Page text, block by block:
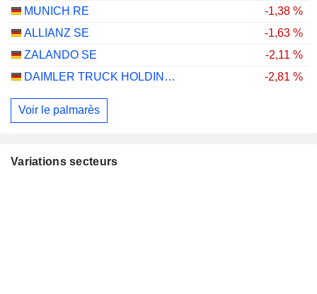
MUNICH RE
-1,38 %
ALLIANZ SE
-1,63 %
ZALANDO SE
-2,11 %
DAIMLER TRUCK HOLDING AG
-2,81 %
Voir le palmarès
Variations secteurs